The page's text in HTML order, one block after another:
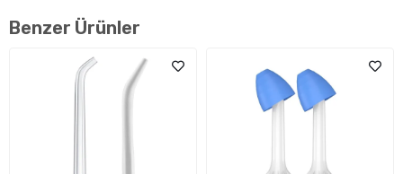
Evde ağız bakım rutinini daha pratik hâle getirmek için
tasarlanan bu
seçeneğiyle kişisel ihtiyaca göre ayarlanabilir.LED ışık + LCD
desteğiyle kullanım sırasında kontrol sizde olur.
Gıda
materyal ve IPX6suya
Benzer Ürünler